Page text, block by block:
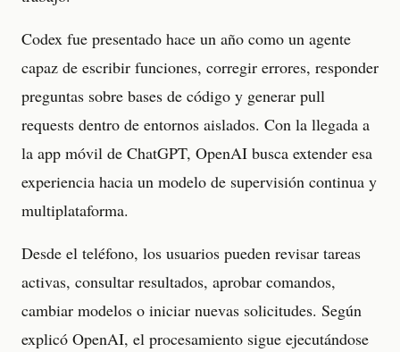
Codex fue presentado hace un año como un agente
capaz de escribir funciones, corregir errores, responder
preguntas sobre bases de código y generar pull
requests dentro de entornos aislados. Con la llegada a
la app móvil de ChatGPT, OpenAI busca extender esa
experiencia hacia un modelo de supervisión continua y
multiplataforma.
Desde el teléfono, los usuarios pueden revisar tareas
activas, consultar resultados, aprobar comandos,
cambiar modelos o iniciar nuevas solicitudes. Según
explicó OpenAI, el procesamiento sigue ejecutándose